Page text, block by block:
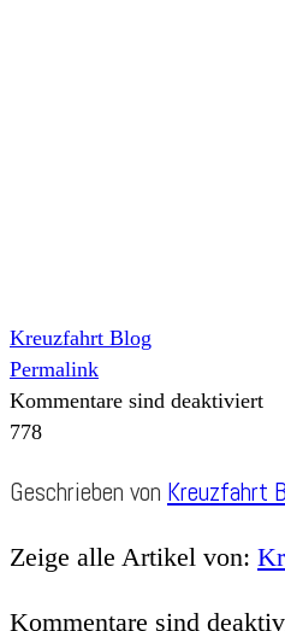
Kreuzfahrt Blog
Permalink
Kommentare sind deaktiviert
778
Geschrieben von Kreuzfahrt
Zeige alle Artikel von:
Kommentare sind